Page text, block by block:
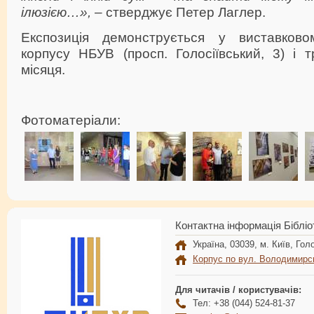
ілюзією…», – стверджує Петер Лаглер.
Експозиція демонструється у
корпусу НБУВ (просп. Голосіївський, 3) і
місяця.
Фотоматеріали:
Контактна інформація
Україна, 03039, м. Київ,
Корпус по вул.
Для читачів / користувачів:
Тел: +38 (044) 524-81-37